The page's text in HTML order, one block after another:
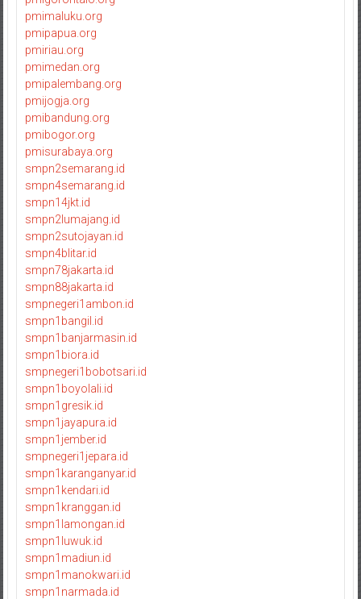
pmimaluku.org
pmipapua.org
pmiriau.org
pmimedan.org
pmipalembang.org
pmijogja.org
pmibandung.org
pmibogor.org
pmisurabaya.org
smpn2semarang.id
smpn4semarang.id
smpn14jkt.id
smpn2lumajang.id
smpn2sutojayan.id
smpn4blitar.id
smpn78jakarta.id
smpn88jakarta.id
smpnegeri1ambon.id
smpn1bangil.id
smpn1banjarmasin.id
smpn1biora.id
smpnegeri1bobotsari.id
smpn1boyolali.id
smpn1gresik.id
smpn1jayapura.id
smpn1jember.id
smpnegeri1jepara.id
smpn1karanganyar.id
smpn1kendari.id
smpn1kranggan.id
smpn1lamongan.id
smpn1luwuk.id
smpn1madiun.id
smpn1manokwari.id
smpn1narmada.id